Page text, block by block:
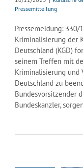
Pressemitteilung
Pressemeldung:
Kriminalisierung der
Deutschland (KGD)
seinem Treffen mit
Kriminalisierung und
Deutschland zu
Bundesvorsitzender
Bundeskanzler,